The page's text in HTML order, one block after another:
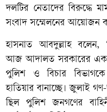
দলটির নেতাদের বিরুদ্ধে
সংবাদ সম্মেলনের আয়োজন
হাসনাত আবদুল্লাহ বলেন,
আজ আদালত সরকারের
পুলিশ ও বিচার বিভাগকে
হাতিয়ার বানাচ্ছে। জুলাই
ছিল পুলিশ জনগণের